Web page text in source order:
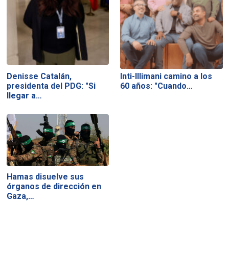
Denisse Catalán,
presidenta del PDG: "Si
llegar a…
Inti-Illimani camino a los
60 años: "Cuando…
Hamas disuelve sus
órganos de dirección en
Gaza,…